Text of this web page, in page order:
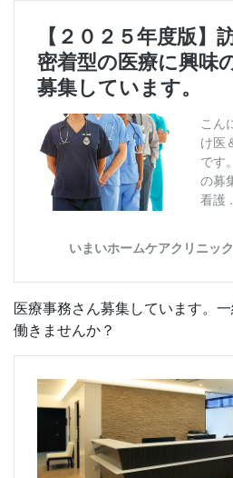
医療事務さん募集しています。
働きませんか？